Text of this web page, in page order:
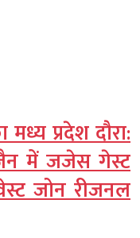
प्रदेश दौरा:
में जजेस गेस्ट
जोन रीजनल